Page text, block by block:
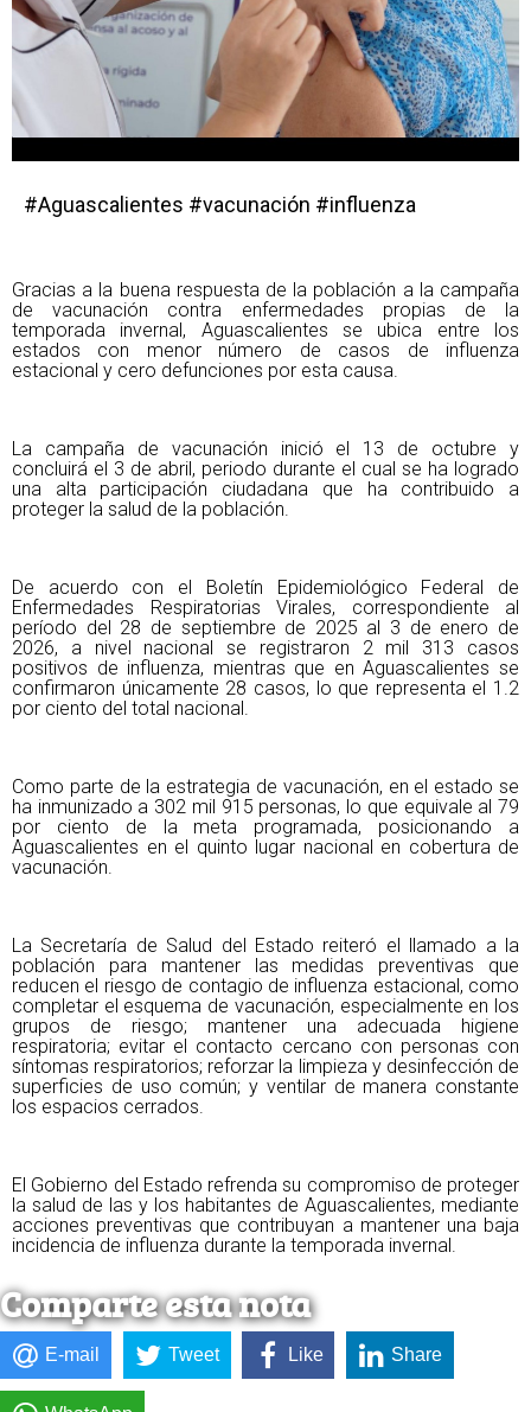
#Aguascalientes #vacunación #influenza
Gracias a la buena respuesta de la población a la campaña
de vacunación contra enfermedades propias de la
temporada invernal, Aguascalientes se ubica entre los
estados con menor número de casos de influenza
estacional y cero defunciones por esta causa.
La campaña de vacunación inició el 13 de octubre y
concluirá el 3 de abril, periodo durante el cual se ha logrado
una alta participación ciudadana que ha contribuido a
proteger la salud de la población.
De acuerdo con el Boletín Epidemiológico Federal de
Enfermedades Respiratorias Virales, correspondiente al
período del 28 de septiembre de 2025 al 3 de enero de
2026, a nivel nacional se registraron 2 mil 313 casos
positivos de influenza, mientras que en Aguascalientes se
confirmaron únicamente 28 casos, lo que representa el 1.2
por ciento del total nacional.
Como parte de la estrategia de vacunación, en el estado se
ha inmunizado a 302 mil 915 personas, lo que equivale al 79
por ciento de la meta programada, posicionando a
Aguascalientes en el quinto lugar nacional en cobertura de
vacunación.
La Secretaría de Salud del Estado reiteró el llamado a la
población para mantener las medidas preventivas que
reducen el riesgo de contagio de influenza estacional, como
completar el esquema de vacunación, especialmente en los
grupos de riesgo; mantener una adecuada higiene
respiratoria; evitar el contacto cercano con personas con
síntomas respiratorios; reforzar la limpieza y desinfección de
superficies de uso común; y ventilar de manera constante
los espacios cerrados.
El Gobierno del Estado refrenda su compromiso de proteger
la salud de las y los habitantes de Aguascalientes, mediante
acciones preventivas que contribuyan a mantener una baja
incidencia de influenza durante la temporada invernal.
Comparte esta nota
E-mail Tweet Like Share